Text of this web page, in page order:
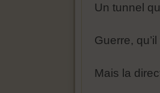
Un tunnel
Guerre,
Mais la